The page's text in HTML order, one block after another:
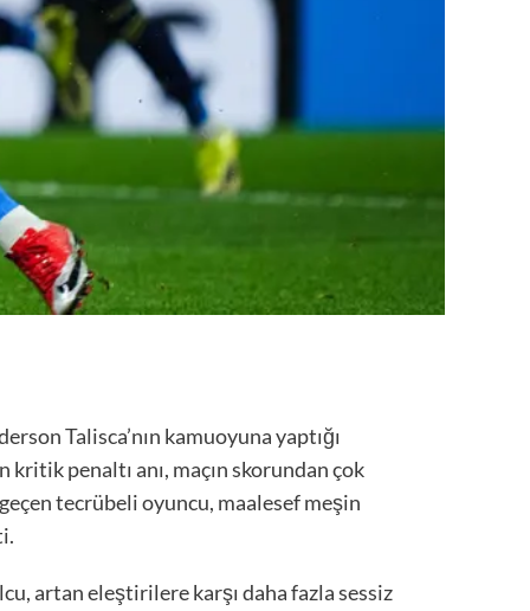
Talisca’nın kamuoyuna yaptığı
penaltı anı, maçın skorundan çok
tecrübeli oyuncu, maalesef meşin
artan eleştirilere karşı daha fazla sessiz